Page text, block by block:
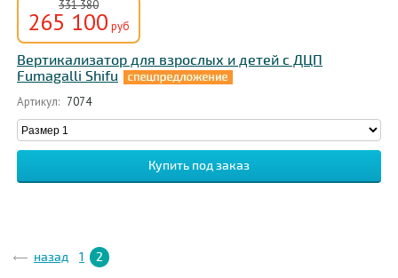
331 380
265 100 руб
Вертикализатор для взрослых и детей с ДЦП
Fumagalli Shifu
Артикул: 7074
назад 1 2